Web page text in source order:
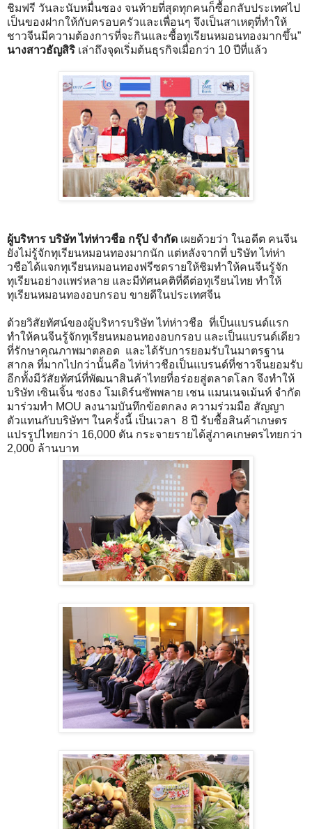
ชิมฟรี วันละนับหมื่นซอง จนท้ายที่สุดทุกคนก็ซื้อกลับประเทศไป
เป็นของฝากให้กับครอบครัวและเพื่อนๆ จึงเป็นสาเหตุที่ทำให้
ชาวจีนมีความต้องการที่จะกินและซื้อทุเรียนหมอนทองมากขึ้น”
นางสาวธัญสิริ เล่าถึงจุดเริ่มต้นธุรกิจเมื่อกว่า 10 ปีที่แล้ว
ผู้บริหาร บริษัท ไท่ห่าวชือ กรุ๊ป จำกัด เผยด้วยว่า ในอดีต คนจีน
ยังไม่รู้จักทุเรียนหมอนทองมากนัก แต่หลังจากที่ บริษัท ไท่ห่า
วชือได้แจกทุเรียนหมอนทองฟรีซดรายให้ชิมทำให้คนจีนรู้จัก
ทุเรียนอย่างแพร่หลาย และมีทัศนคติที่ดีต่อทุเรียนไทย ทำให้
ทุเรียนหมอนทองอบกรอบ ขายดีในประเทศจีน
ด้วยวิสัยทัศน์ของผู้บริหารบริษัท ไท่ห่าวชือ ที่เป็นแบรนด์แรก
ทำให้คนจีนรู้จักทุเรียนหมอนทองอบกรอบ และเป็นแบรนด์เดียว
ที่รักษาคุณภาพมาตลอด และได้รับการยอมรับในมาตรฐาน
สากล ที่มากไปกว่านั้นคือ ไท่ห่าวชือเป็นแบรนด์ที่ชาวจีนยอมรับ
อีกทั้งมีวัสัยทัศน์ที่พัฒนาสินค้าไทยที่อร่อยสู่ตลาดโลก จึงทำให้
บริษัท เซินเจิ้น ซงธง โมเดิร์นซัพพลาย เชน แมนเนจเม้นท์ จำกัด
มาร่วมทำ MOU ลงนามบันทึกข้อตกลง ความร่วมมือ สัญญา
ตัวแทนกับบริษัทฯ ในครั้งนี้ เป็นเวลา 8 ปี รับซื้อสินค้าเกษตร
แปรรูปไทยกว่า 16,000 ตัน กระจายรายได้สู่ภาคเกษตรไทยกว่า
2,000 ล้านบาท